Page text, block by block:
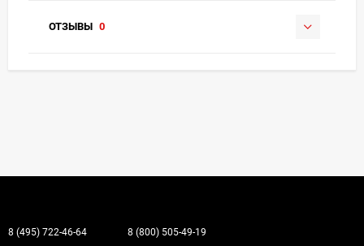
ОТЗЫВЫ 0
8 (495) 722-46-64 8 (800) 505-49-19